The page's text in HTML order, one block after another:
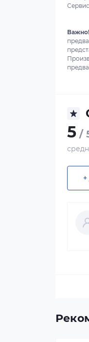
Важно!
5 /